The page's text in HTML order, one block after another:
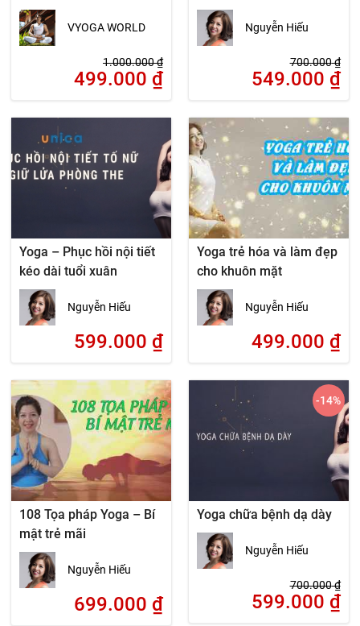
VYOGA WORLD
1.000.000₫
499.000 ₫
Nguyễn Hiếu
700.000₫
549.000 ₫
Yoga – Phục hồi nội tiết
kéo dài tuổi xuân
Nguyễn Hiếu
599.000 ₫
Yoga trẻ hóa và làm đẹp
cho khuôn mặt
Nguyễn Hiếu
499.000 ₫
108 Tọa pháp Yoga – Bí
mật trẻ mãi
Nguyễn Hiếu
699.000 ₫
Yoga chữa bệnh dạ dày
Nguyễn Hiếu
700.000₫
599.000 ₫
-14%